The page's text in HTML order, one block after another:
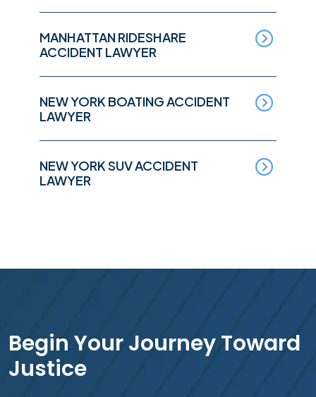
MANHATTAN RIDESHARE
ACCIDENT LAWYER
NEW YORK BOATING ACCIDENT
LAWYER
NEW YORK SUV ACCIDENT
LAWYER
Begin Your Journey Toward
Justice